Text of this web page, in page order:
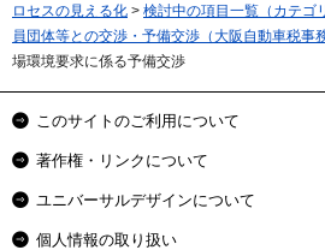
ロセスの見える化 > 検討中の項目一覧（カテゴ
員団体等との交渉・予備交渉（大阪自動車税事
場環境要求に係る予備交渉
このサイトのご利用について
著作権・リンクについて
ユニバーサルデザインについて
個人情報の取り扱い